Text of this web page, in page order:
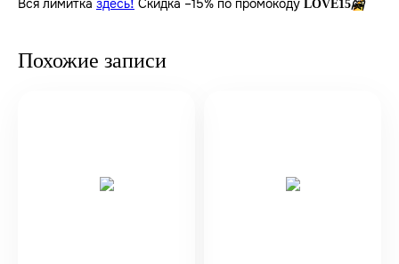
Вся лимитка здесь! Скидка –15% по промокоду LOVE15🤗
Похожие записи